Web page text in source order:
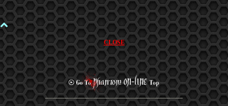
CLOSE